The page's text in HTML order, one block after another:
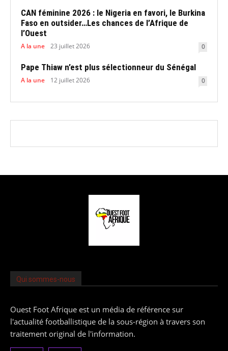
CAN féminine 2026 : le Nigeria en favori, le Burkina
Faso en outsider…Les chances de l’Afrique de
l’Ouest
A la une 23 juillet 2026 0
Pape Thiaw n’est plus sélectionneur du Sénégal
A la une 12 juillet 2026 0
Qui sommes-nous
Ouest Foot Afrique est un média de référence sur
l'actualité footballistique de la sous-région à travers son
traitement original de l'information.